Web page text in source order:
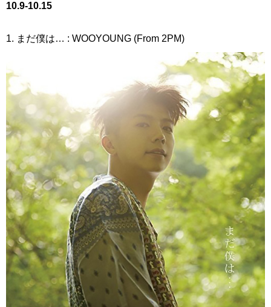
10.9-10.15
1. まだ僕は… : WOOYOUNG (From 2PM)